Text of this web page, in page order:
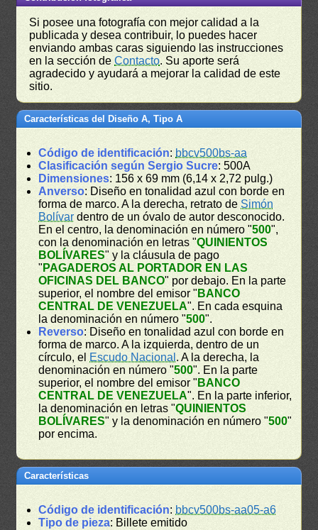
Si posee una fotografía con mejor calidad a la
publicada y desea contribuir, lo puedes hacer
enviando ambas caras siguiendo las instrucciones
en la sección deContacto. Su aporte será
agradecido y ayudará a mejorar la calidad de este
sitio.
Características del Diseño A, Tipo A
Código de identificación: bbcv500bs-aa
Clasificación según Sergio Sucre: 500A
Dimensiones: 156 x 69 mm (6,14 x 2,72 pulg.)
Anverso: Diseño en tonalidad azul con borde en
forma de marco. A la derecha, retrato de Simón
Bolívar dentro de un óvalo de autor desconocido.
En el centro, la denominación en número "500",
con la denominación en letras "QUINIENTOS
BOLÍVARES" y la cláusula de pago
" PAGADEROS AL PORTADOR EN LAS
OFICINAS DEL BANCO" por debajo. En la parte
superior, el nombre del emisor " BANCO
CENTRAL DE VENEZUELA". En cada esquina
la denominación en número "500".
Reverso: Diseño en tonalidad azul con borde en
forma de marco. A la izquierda, dentro de un
círculo, el Escudo Nacional . A la derecha, la
denominación en número "500". En la parte
superior, el nombre del emisor " BANCO
CENTRAL DE VENEZUELA". En la parte inferior,
la denominación en letras "QUINIENTOS
BOLÍVARES" y la denominación en número "500"
por encima.
Características
Código de identificación: bbcv500bs-aa05-a6
Tipo de pieza: Billete emitido